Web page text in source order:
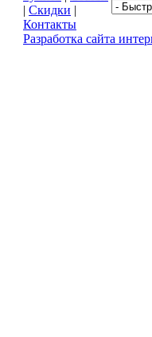
| Скидки |
Контакты
Разработка сайта